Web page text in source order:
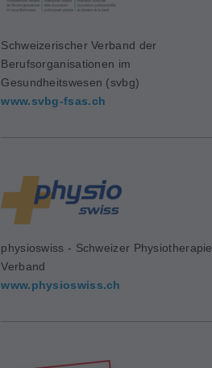
Schweizerischer Verband der
Berufsorganisationen im
Gesundheitswesen (svbg)
www.svbg-fsas.ch
physioswiss - Schweizer Physiotherapie
Verband
www.physioswiss.ch